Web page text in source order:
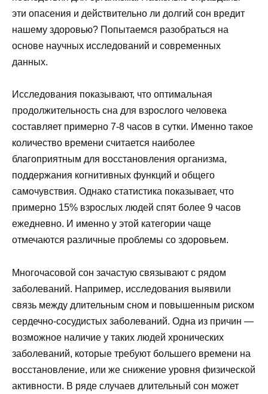
эти опасения и действительно ли долгий сон вредит
нашему здоровью? Попытаемся разобраться на
основе научных исследований и современных
данных.
Исследования показывают, что оптимальная
продолжительность сна для взрослого человека
составляет примерно 7-8 часов в сутки. Именно такое
количество времени считается наиболее
благоприятным для восстановления организма,
поддержания когнитивных функций и общего
самочувствия. Однако статистика показывает, что
примерно 15% взрослых людей спят более 9 часов
ежедневно. И именно у этой категории чаще
отмечаются различные проблемы со здоровьем.
Многочасовой сон зачастую связывают с рядом
заболеваний. Например, исследования выявили
связь между длительным сном и повышенным риском
сердечно-сосудистых заболеваний. Одна из причин —
возможное наличие у таких людей хронических
заболеваний, которые требуют большего времени на
восстановление, или же снижение уровня физической
активности. В ряде случаев длительный сон может